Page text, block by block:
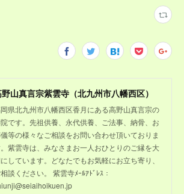
山真言宗紫雲寺（北九州市八幡西区）
県北九州市八幡西区香月にある高野山真言宗の
です。先祖供養、永代供養、ご法事、納骨、お
等の様々なご相談をお問い合わせ頂いておりま
紫雲寺は、みなさまお一人おひとりのご縁を大
しています。どなたでもお気軽にお立ち寄り、
相談ください。 紫雲寺ﾒｰﾙｱﾄﾞﾚｽ：